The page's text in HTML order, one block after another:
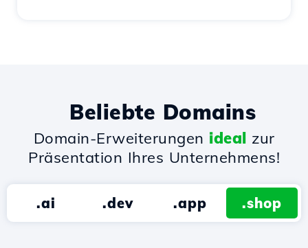
Beliebte Domains
Domain-Erweiterungen ideal zur
Präsentation Ihres Unternehmens!
.ai .dev .app .shop